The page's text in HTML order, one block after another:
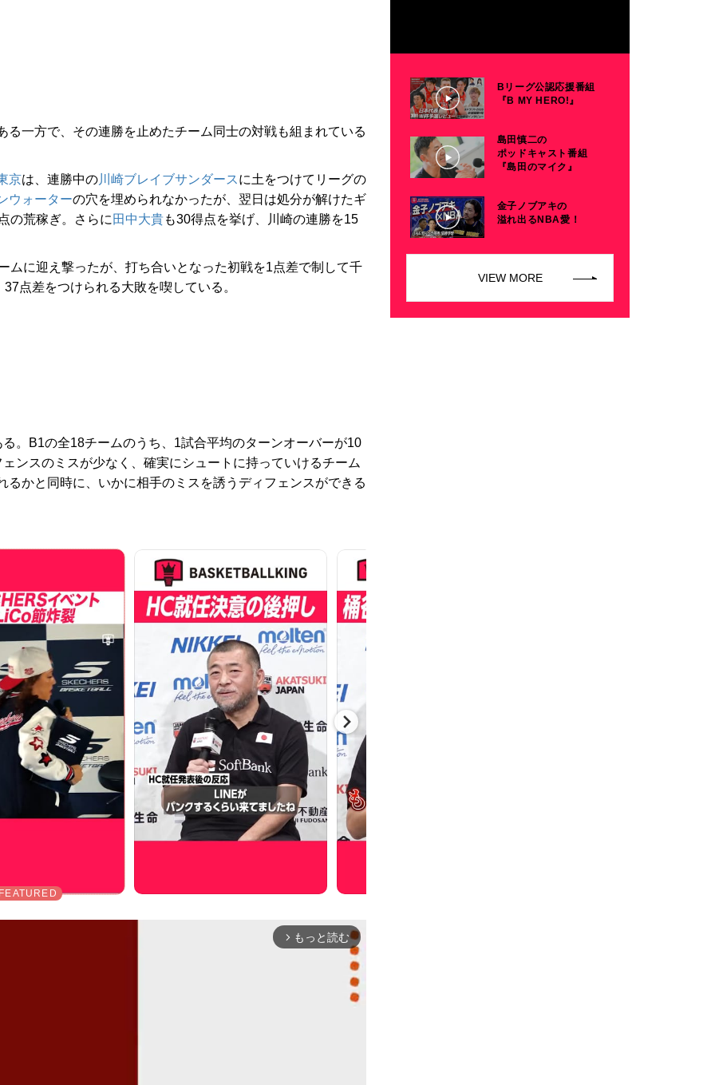
一方で、その連勝を止めたチーム同士の対戦も組まれている
京は、連勝中の川崎ブレイブサンダースに土をつけてリーグの
ウォーターの穴を埋められなかったが、翌日は処分が解けたギ
の荒稼ぎ。さらに 田中大貴も30得点を挙げ、川崎の連勝を15
ムに迎え撃ったが、打ち合いとなった初戦を1点差で制して千
点差をつけられる大敗を喫している。
。B1の全18チームのうち、1試合平均のターンオーバーが10
ンスのミスが少なく、確実にシュートに持っていけるチーム
かと同時に、いかに相手のミスを誘うディフェンスができる
arrow_forward_ios もっと読む
Bリーグ公認応援番組
『B MY HERO!』
島田慎二の
ポッドキャスト番組
『島田のマイク』
金子ノブアキの
溢れ出るNBA愛！
VIEW MORE